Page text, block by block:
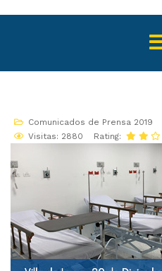
Comunicados de Prensa 2019
Visitas: 2880
Rating: